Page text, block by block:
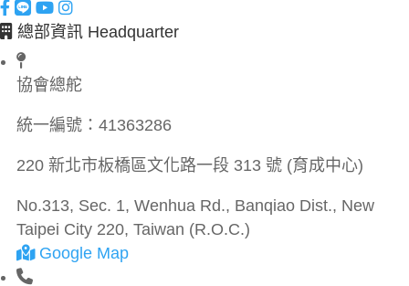
總部資訊 Headquarter
協會總舵
統一編號： 41363286
220 新北市板橋區文化路一段 313 號 (育成中心)
No.313, Sec. 1, Wenhua Rd., Banqiao Dist., New
Taipei City 220, Taiwan (R.O.C.)
Google Map